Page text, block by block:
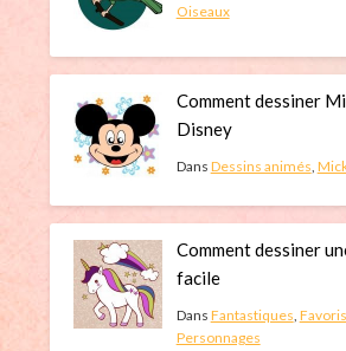
Oiseaux
Comment dessiner
Disney
Dans Dessins animés,
Comment dessiner
facile
Dans Fantastiques Favoris
Personnages